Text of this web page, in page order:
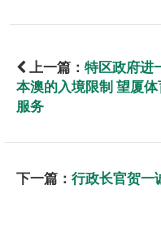
上一篇： 特区政府进
本澳的入境限制 望厦
服务
下一篇： 行政长官贺一